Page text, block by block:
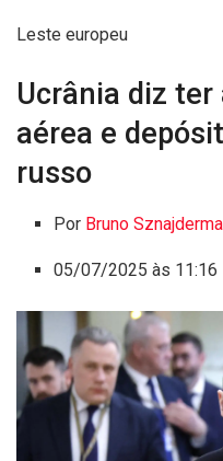
Leste europeu
Ucrânia diz ter
aérea e
russo
Por Bruno
05/07/2025 às 11:16